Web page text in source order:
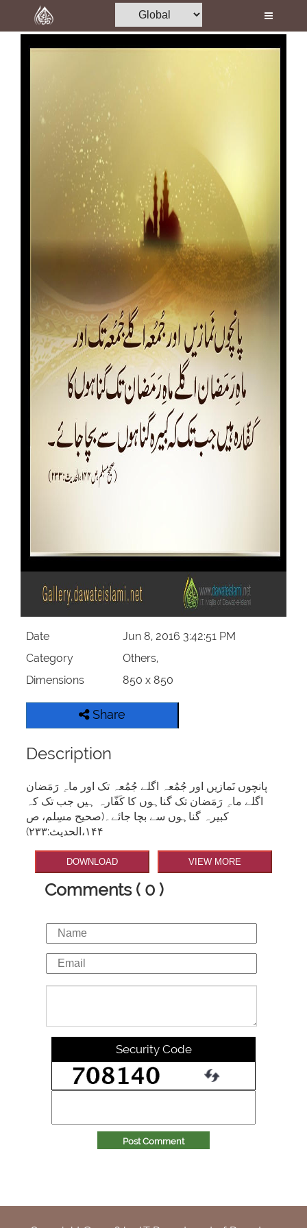
Home
Madani Channel
Departments
Our Websites
More
Date
Jun 8, 2016 3:42:51 PM
Category
Others,
Dimensions
850 x 850
Share
Description
پانچوں نَمازیں اور جُمُعہ اگلے جُمُعہ تک اور ماہِ رَمَضان
اگلے ماہِ رَمَضان تک گناہوں کا کَفّارہ ہیں جب تک کہ
کبیرہ گناہوں سے بچا جائے۔(صحیح مسِلم، ص
۱۴۴،الحدیث:۲۳۳)
DOWNLOAD VIEW MORE
Comments ( 0 )
Security Code
Post Comment